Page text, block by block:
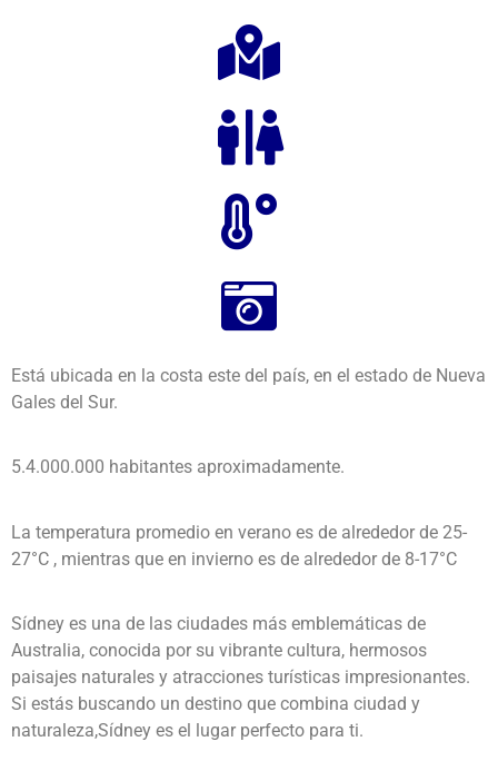
Está ubicada en la costa este del país, en el estado de Nueva
Gales del Sur.
5.4.000.000 habitantes aproximadamente.
La temperatura promedio en verano es de alrededor de 25-
27°C , mientras que en invierno es de alrededor de 8-17°C
Sídney es una de las ciudades más emblemáticas de
Australia, conocida por su vibrante cultura, hermosos
paisajes naturales y atracciones turísticas impresionantes.
Si estás buscando un destino que combina ciudad y
naturaleza,Sídney es el lugar perfecto para ti.